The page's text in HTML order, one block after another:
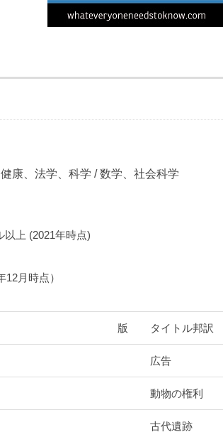
康、法学、科学 / 数学、社会科学
以上 (2021年時点)
月時点）
版 タイトル邦訳
広告
動物の権利
古代遺跡